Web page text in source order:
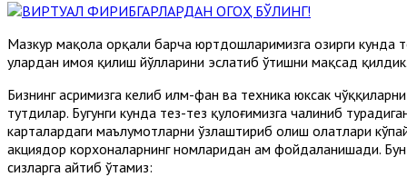
Мазкур мақола орқали барча юртдошларимизга ҳозирги кунда
улардан ҳимоя қилиш йўлларини эслатиб ўтишни мақсад
Бизнинг асримизга келиб илм-фан ва техника юксак
тутдилар. Бугунги кунда тез-тез қулоғимизга чалиниб
карталардаги маълумотларни ўзлаштириб олиш ҳолатлари
акциядор корхоналарнинг номларидан ҳам фойдаланишади.
сизларга айтиб ўтамиз: